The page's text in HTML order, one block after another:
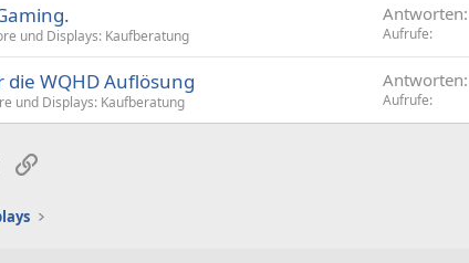
und Displays: Kaufberatung
Antworten
Aufrufe
WQHD Auflösung
und Displays: Kaufberatung
Antworten
Aufrufe
MailLink